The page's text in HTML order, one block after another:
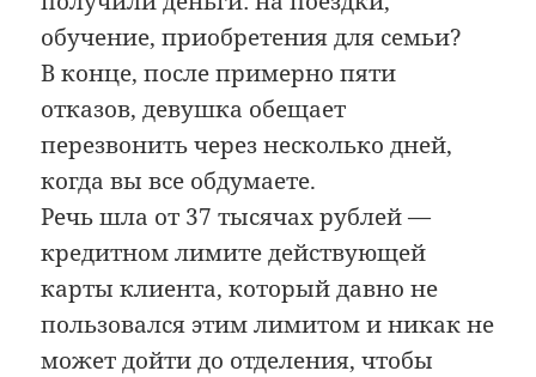
обучение, приобретения для семьи?
В конце, после примерно пяти
отказов, девушка обещает
перезвонить через несколько дней,
когда вы все обдумаете.
Речь шла от 37 тысячах рублей —
кредитном лимите действующей
карты клиента, который давно не
пользовался этим лимитом и никак не
может дойти до отделения, чтобы